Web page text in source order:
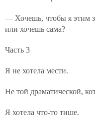
— Хочешь, чтобы я этим
или хочешь сама?
Часть 3
Я не хотела мести.
Не той драматической,
Я хотела что-то тише.